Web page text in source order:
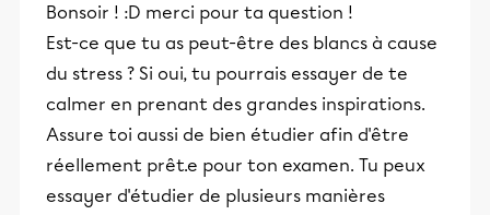
Bonsoir ! :D merci pour ta question !
Est-ce que tu as peut-être des blancs à cause
du stress ? Si oui, tu pourrais essayer de te
calmer en prenant des grandes inspirations.
Assure toi aussi de bien étudier afin d'être
réellement prêt.e pour ton examen. Tu peux
essayer d'étudier de plusieurs manières